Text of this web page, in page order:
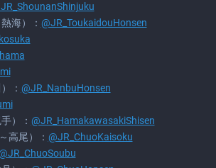
海）： @JR_ToukaidouHonsen
： @JR_NanbuHonsen
）： @JR_HamakawasakiShisen
高尾）： @JR_ChuoKaisoku